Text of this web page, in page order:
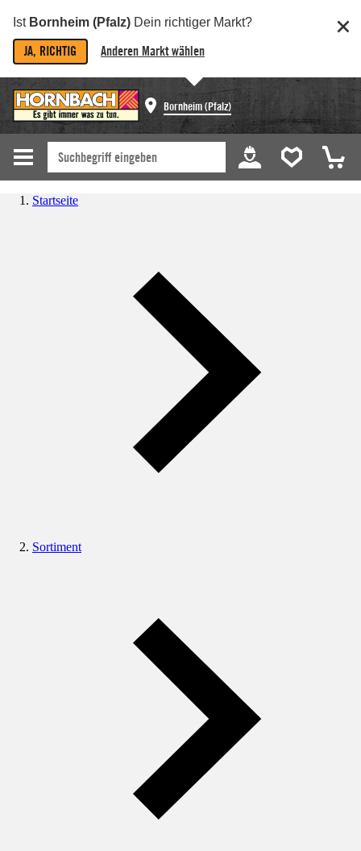
Ist Bornheim (Pfalz) Dein richtiger Markt?
JA, RICHTIG Anderen Markt wählen
Bornheim (Pfalz)
Startseite
Sortiment